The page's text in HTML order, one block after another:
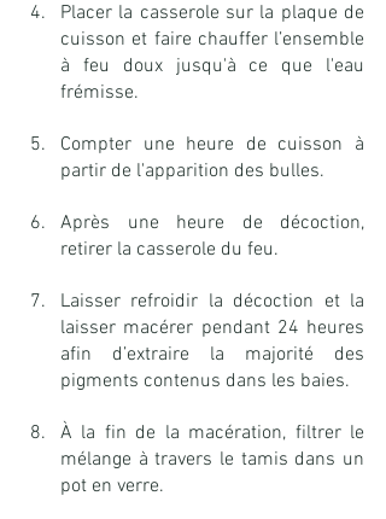
Placer la casserole sur la plaque de
cuisson et faire chauffer l’ensemble
à feu doux jusqu'à ce que l'eau
frémisse.
Compter une heure de cuisson à
partir de l'apparition des bulles.
Après une heure de décoction,
retirer la casserole du feu.
Laisser refroidir la décoction et la
laisser macérer pendant 24 heures
afin d’extraire la majorité des
pigments contenus dans les baies.
À la fin de la macération, filtrer le
mélange à travers le tamis dans un
pot en verre.